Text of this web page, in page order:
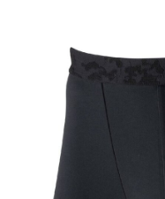
サッカー／フ
トレーニング